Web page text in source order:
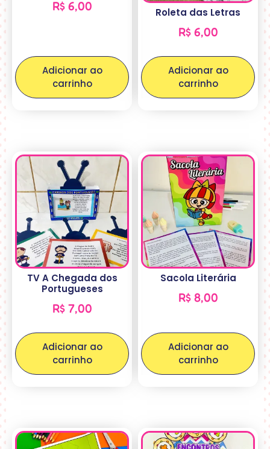
R$6,00
Adicionar ao
carrinho
Roleta das Letras
R$6,00
Adicionar ao
carrinho
TV A Chegada dos
Portugueses
R$7,00
Adicionar ao
carrinho
Sacola Literária
R$8,00
Adicionar ao
carrinho